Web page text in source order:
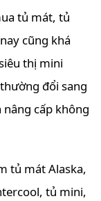
tủ mát, tủ
cũng khá
thị mini
đổi sang
cấp không
tủ mát Alaska,
tủ mini,